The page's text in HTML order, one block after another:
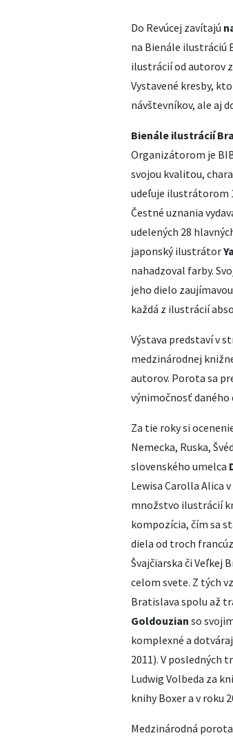
Do Revúcej zavítajú
na Bienále ilustráciú
ilustrácií od autorov
Vystavené kresby,
návštevníkov, ale aj
Bienále ilustrácií
Organizátorom je
svojou kvalitou,
udeľuje ilustrátorom
Čestné uznania
udelených 28
japonský ilustrátor
nahadzoval farby.
jeho dielo
každá z ilustrácií
Výstava predstaví v
medzinárodnej
autorov. Porota sa
výnimočnosť
Za tie roky si
Nemecka, Ruska,
slovenského umelca
Lewisa Carolla Alica
množstvo ilustrácií
kompozícia, čím sa
diela od troch
Švajčiarska či Veľkej
celom svete. Z tých
Bratislava spolu až
Goldouzian so
komplexné a
2011). V posledných
Ludwig Volbeda za
knihy Boxer a v roku
Medzinárodná